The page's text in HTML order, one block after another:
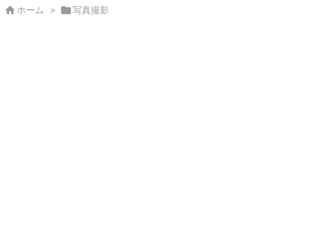
 ホーム > 写真撮影